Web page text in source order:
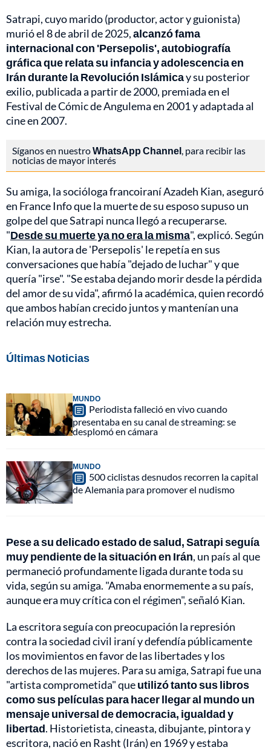
Satrapi, cuyo marido (productor, actor y guionista)
murió el 8 de abril de 2025,alcanzó fama
internacional con 'Persepolis', autobiografía
gráfica que relata su infancia y adolescencia en
Irán durante la Revolución Islámicay su posterior
exilio, publicada a partir de 2000, premiada en el
Festival de Cómic de Angulema en 2001 y adaptada al
cine en 2007.
Síganos en nuestroWhatsApp Channel, para recibir las
noticias de mayor interés
Su amiga, la socióloga francoiraní Azadeh Kian, aseguró
en France Info que la muerte de su esposo supuso un
golpe del que Satrapi nunca llegó a recuperarse.
"Desde su muerte ya no era la misma", explicó. Según
Kian, la autora de 'Persepolis' le repetía en sus
conversaciones que había "dejado de luchar" y que
quería "irse". "Se estaba dejando morir desde la pérdida
del amor de su vida", afirmó la académica, quien recordó
que ambos habían crecido juntos y mantenían una
relación muy estrecha.
Últimas Noticias
MUNDO
Periodista falleció en vivo cuando
presentaba en su canal de streaming: se
desplomó en cámara
MUNDO
500 ciclistas desnudos recorren la capital
de Alemania para promover el nudismo
Pese a su delicado estado de salud, Satrapi seguía
muy pendiente de la situación en Irán, un país al que
permaneció profundamente ligada durante toda su
vida, según su amiga. "Amaba enormemente a su país,
aunque era muy crítica con el régimen", señaló Kian.
La escritora seguía con preocupación la represión
contra la sociedad civil iraní y defendía públicamente
los movimientos en favor de las libertades y los
derechos de las mujeres. Para su amiga, Satrapi fue una
"artista comprometida" queutilizó tanto sus libros
como sus películas para hacer llegar al mundo un
mensaje universal de democracia, igualdad y
libertad. Historietista, cineasta, dibujante, pintora y
escritora, nació en Rasht (Irán) en 1969 y estaba